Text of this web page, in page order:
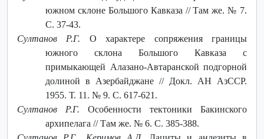
южном склоне Большого Кавказа // Там же. № 7.
С. 37-43.
Султанов Р.Г. О характере сопряжения границы
южного склона Большого Кавказа с
примыкающей Алазано-Автаранской подгорной
долиной в Азербайджане // Докл. АН АзССР.
1955. Т. 11. № 9. С. 617-621.
Султанов Р.Г. Особенности тектоники Бакинского
архипелага // Там же. № 6. С. 385-388.